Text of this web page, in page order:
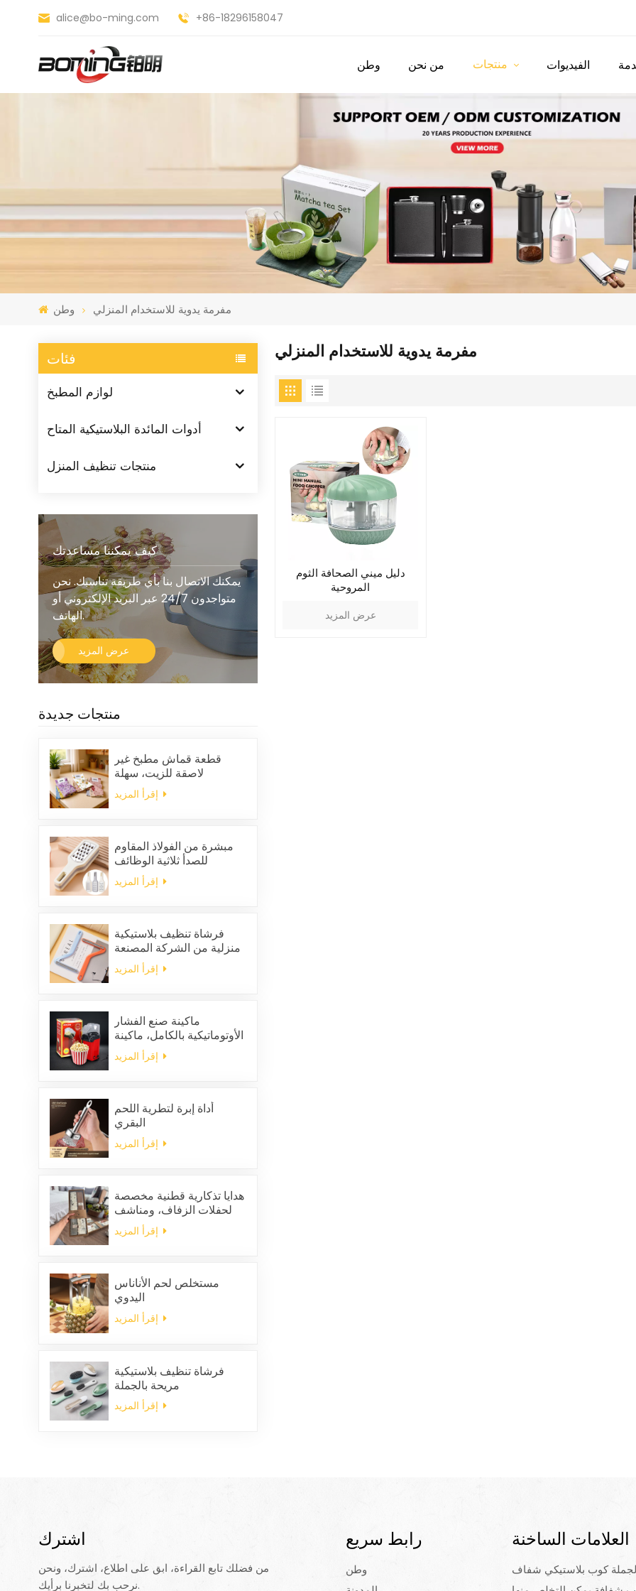
alice@bo-ming.com +86-18296158047
وطن من نحن الفيديوات
وطن مفرمة يدوية للاستخدام المنزلي
فئات
لوازم المطبخ
أدوات المائدة البلاستيكية المتاح
منتجات تنظيف المنزل
كيف يمكننا مساعدتك
يمكنك الاتصال بنا بأي طريقة تناسبك. نحن
متواجدون 24/7 عبر البريد الإلكتروني أو
الهاتف.
عرض المزيد
منتجات جديدة
قطعة قماش مطبخ غير
لاصقة للزيت، سهلة
التنظيف، سميكة، مربعة
الشكل، مطبوعة، مصنوعة
للبيئة
مبشرة من الفولاذ المقاوم
للصدأ ثلاثية الوظائف
فرشاة تنظيف بلاستيكية
منزلية من الشركة المصنعة
لإزالة الشعر الساكن من
الملابس
ماكينة صنع الفشار
الأوتوماتيكية بالكامل، ماكينة
صنع الفشار المنزلية
المحمولة
أداة إبرة لتطرية اللحم
البقري
هدايا تذكارية قطنية مخصصة
لحفلات الزفاف، ومناشف
مطبخ منزلية للتنظيف،
ومجموعة هدايا من المناديل
مستخلص لحم الأناناس
اليدوي
فرشاة تنظيف بلاستيكية
مريحة بالجملة
مفرمة يدوية للاستخدام المنزلي
دليل ميني الصحافة الثوم
المروحية
عرض المزيد
اشترك
من فضلك تابع القراءة، ابق على اطلاع، اشترك، ونحن
نرحب بك لتخبرنا برأيك.
رابط سريع
وطن
العلامات الساخنة
كوب بلاستيكي شفاف